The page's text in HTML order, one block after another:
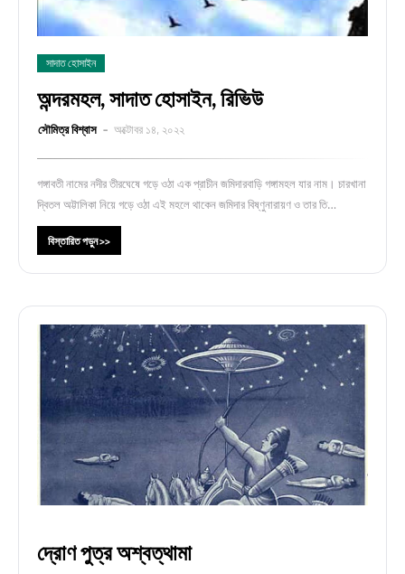
সাদাত হোসাইন
অন্দরমহল, সাদাত হোসাইন, রিভিউ
সৌমিত্র বিশ্বাস অক্টোবর ১৪, ২০২২
গঙ্গাবতী নামের নদীর তীরঘেষে গড়ে ওঠা এক প্রাচীন জমিদারবাড়ি গঙ্গামহল যার নাম। চারখানা
দ্বিতল অট্টালিকা নিয়ে গড়ে ওঠা এই মহলে থাকেন জমিদার বিষ্ণুনারায়ণ ও তার তি…
বিস্তারিত পড়ুন >>
দ্রোণ পুত্র অশ্বত্থামা